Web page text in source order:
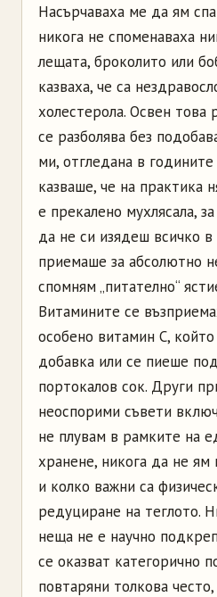
Насърчаваха ме да ям
никога не споменаваха
лещата, броколито или
казваха, че са
холестерола. Освен това
се разболява без
ми, отгледана в
казваше, че на практика
е прекалено мухлясала,
да не си изядеш всичко в
приемаше за абсолютно
спомням „питателно“
Витамините се
особено витамин С,
добавка или се пиеше
портокалов сок. Други
неоспорими съвети
не плувам в рамките на
хранене, никога да не ям
и колко важни са
редуциране на теглото.
неща не е научно
се оказват категорично
повтаряни толкова